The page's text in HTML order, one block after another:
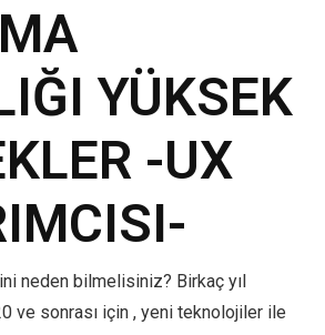
YÜKSEK
-UX
neden bilmelisiniz? Birkaç yıl
ve sonrası için , yeni teknolojiler ile